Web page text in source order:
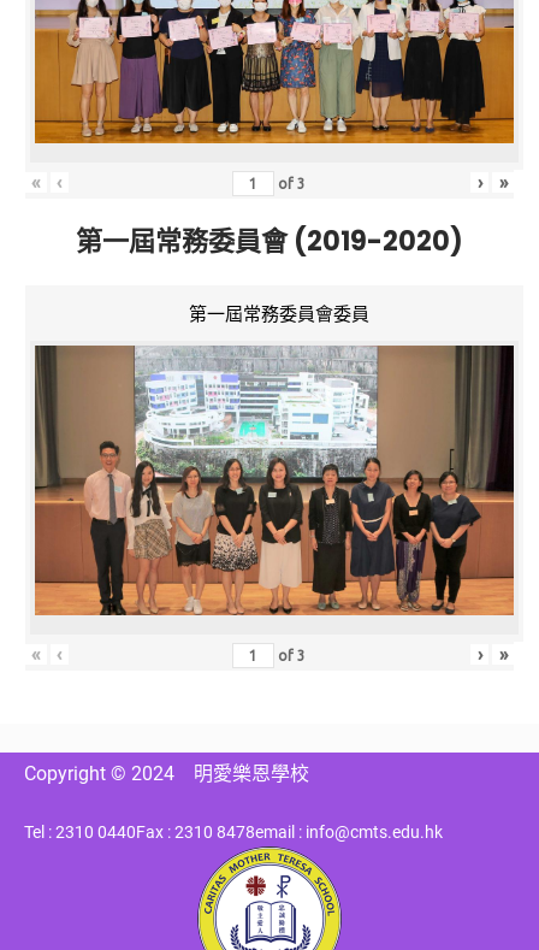
« ‹ of3 › »
第一屆常務委員會 (2019-2020)
第一屆常務委員會委員
« ‹ of3 › »
Copyright © 2024 明愛樂恩學校
Tel : 2310 0440Fax : 2310 8478email : info@cmts.edu.hk